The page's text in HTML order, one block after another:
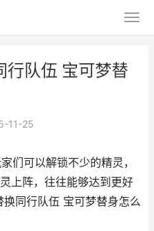
行队伍 宝可梦替
11-25
们可以解锁不少的精灵，
上阵，往往能够达到更好
同行队伍 宝可梦替身怎么